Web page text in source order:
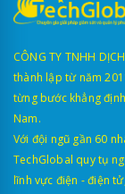
CÔNG TY TNHH
thành lập từ năm
từng bước khẳng
Nam.
Với đội ngũ gần 60
TechGlobal quy tụ
lĩnh vực điện - điện